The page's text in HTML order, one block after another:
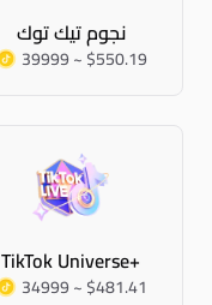
نجوم تيك توك
39999 ~ $550.19
TikTok Universe+
34999 ~ $481.41